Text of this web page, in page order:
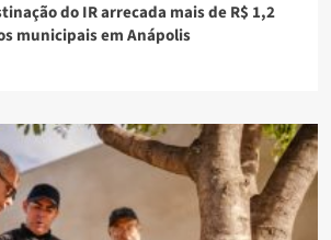
do IR arrecada mais de R$ 1,2
municipais em Anápolis